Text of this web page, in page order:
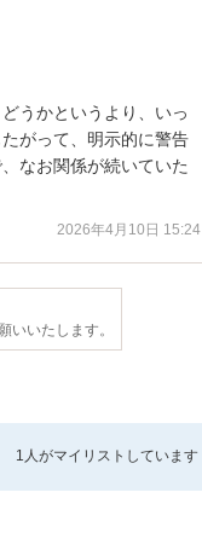
うかというより、いっ
がって、明示的に警告
なお関係が続いていた
2026年4月10日 15:24
いいたします。
1人がマイリストしています